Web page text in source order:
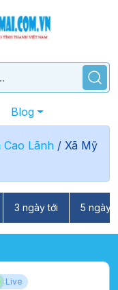
Blog
Cao Lãnh / Xã Mỹ
3 ngày tới 5 ngày
Live